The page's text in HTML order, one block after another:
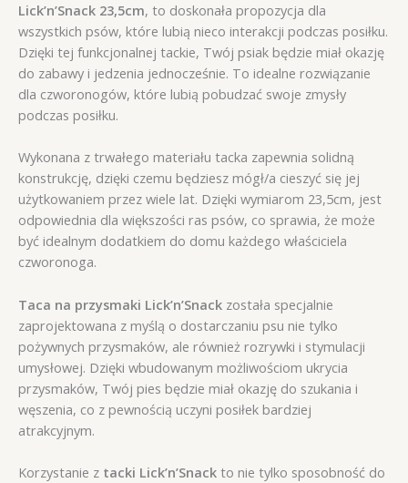
Lick’n’Snack 23,5cm, to doskonała propozycja dla
wszystkich psów, które lubią nieco interakcji podczas posiłku.
Dzięki tej funkcjonalnej tackie, Twój psiak będzie miał okazję
do zabawy i jedzenia jednocześnie. To idealne rozwiązanie
dla czworonogów, które lubią pobudzać swoje zmysły
podczas posiłku.
Wykonana z trwałego materiału tacka zapewnia solidną
konstrukcję, dzięki czemu będziesz mógł/a cieszyć się jej
użytkowaniem przez wiele lat. Dzięki wymiarom 23,5cm, jest
odpowiednia dla większości ras psów, co sprawia, że może
być idealnym dodatkiem do domu każdego właściciela
czworonoga.
Taca na przysmaki Lick’n’Snack została specjalnie
zaprojektowana z myślą o dostarczaniu psu nie tylko
pożywnych przysmaków, ale również rozrywki i stymulacji
umysłowej. Dzięki wbudowanym możliwościom ukrycia
przysmaków, Twój pies będzie miał okazję do szukania i
węszenia, co z pewnością uczyni posiłek bardziej
atrakcyjnym.
Korzystanie z tacki Lick’n’Snack to nie tylko sposobność do